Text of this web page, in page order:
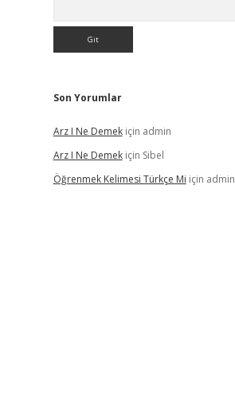
Son Yorumlar
Arz I Ne Demekiçin admin
Arz I Ne Demekiçin Sibel
Öğrenmek Kelimesi Türkçe Mi için admin